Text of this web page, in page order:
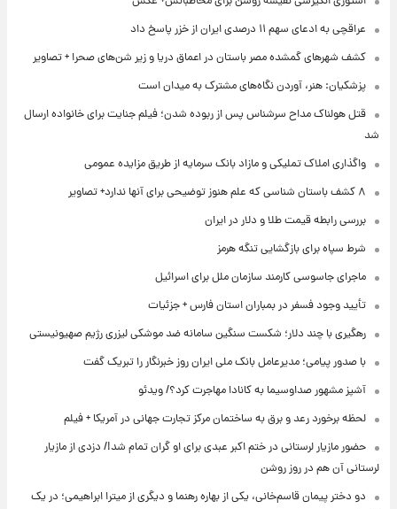
عراقچی به ادعای سهم ۱۱ درصدی ایران از خزر پاسخ داد
کشف شهرهای گمشده مصر باستان در اعماق دریا و زیر شن‌های صحرا + تصاویر
پزشکیان: هنر، آوردن نگاه‌های مشترک به میدان است
قتل هولناک مداح سرشناس پس از ربوده شدن؛ فیلم جنایت برای خانواده ارسال
شد
واگذاری املاک تملیکی و مازاد بانک سرمایه از طریق مزایده عمومی
۸ کشف باستان شناسی که علم هنوز توضیحی برای آنها ندارد+ تصاویر
بررسی رابطه قیمت طلا و دلار در ایران
شرط سپاه برای بازگشایی تنگه هرمز
ماجرای جاسوسی کارمند سازمان ملل برای اسرائیل
تأیید وجود فسفر در بمباران استان فارس + جزئیات
رهگیری با چند دلار؛ شکست سنگین سامانه ضد موشکی لیزری رژیم صهیونیستی
با صدور پیامی؛ مدیرعامل بانک ملی ایران روز خبرنگار را تبریک گفت
آشپز مشهور صداوسیما به کانادا مهاجرت کرد؟/ ویدئو
لحظه برخورد رعد و برق به ساختمان مرکز تجارت جهانی در آمریکا + فیلم
حضور مازیار لرستانی در ختم اکبر عبدی برای او گران تمام شد!/ دزدی از مازیار
لرستانی آن هم در روز روشن
دو دختر پیمان قاسم‌خانی، یکی از بهاره رهنما و دیگری از میترا ابراهیمی؛ در یک